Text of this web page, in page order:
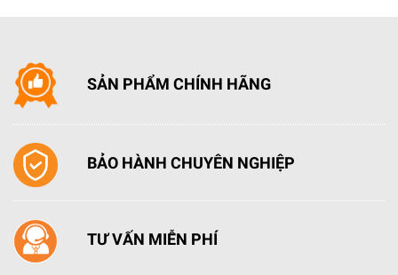
SẢN PHẨM CHÍNH HÃNG
BẢO HÀNH CHUYÊN NGHIỆP
TƯ VẤN MIỄN PHÍ